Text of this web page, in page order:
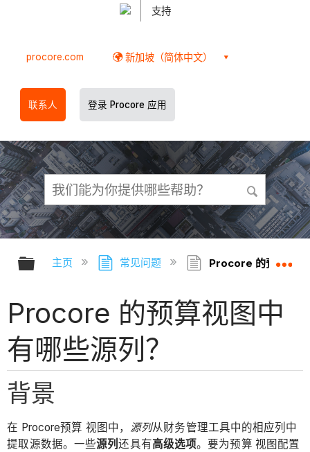
支持
procore.com 新加坡（简体中文）
联系人 登录 Procore 应用
扩展/隐缩全局层次
主页 常见问题 Procore 的预算视图
Procore 的预算视图中
有哪些源列？
背景
在 Procore预算 视图中， 源列从财务管理工具中的相应列中
提取源数据。一些源列还具有高级选项。要为预算 视图配置